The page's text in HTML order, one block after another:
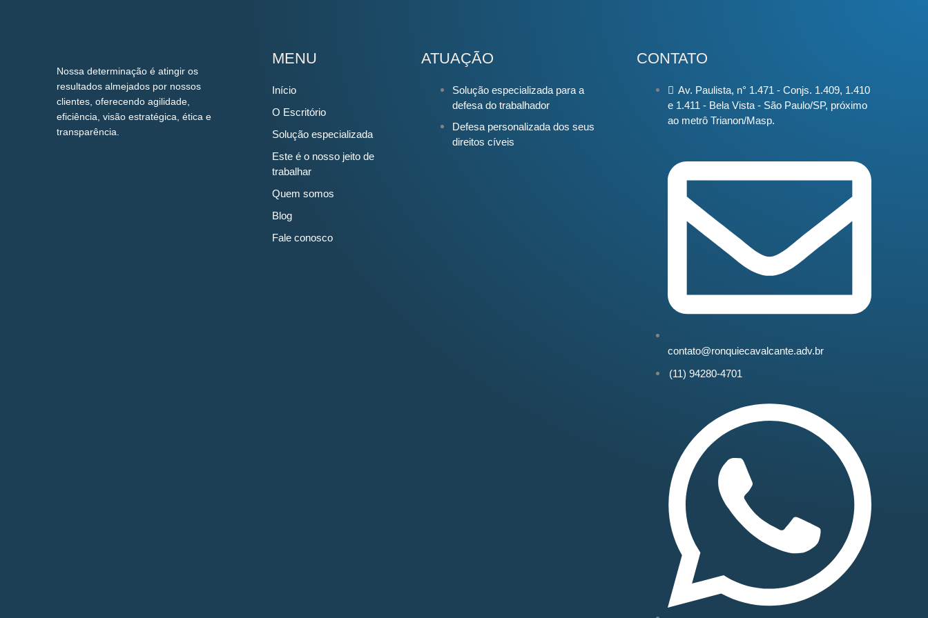
Nossa determinação é atingir os
resultados almejados por nossos
clientes, oferecendo agilidade,
eficiência, visão estratégica, ética e
transparência.
MENU
Início
O Escritório
Solução especializada
Este é o nosso jeito de
trabalhar
Quem somos
Blog
Fale conosco
ATUAÇÃO
Solução especializada para a
defesa do trabalhador
Defesa personalizada dos seus
direitos cíveis
CONTATO
Av. Paulista, n° 1.471 - Conjs. 1.409, 1.410
e 1.411 - Bela Vista - São Paulo/SP, próximo
ao metrô Trianon/Masp.
contato@ronquiecavalcante.adv.br
(11) 94280-4701